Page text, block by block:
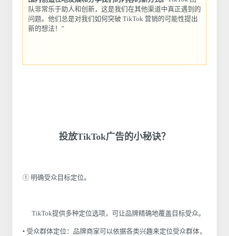
队非常乐于助人和创新，这是我们在其他渠道中真正遇到的
问题。他们总是对我们如何突破 TikTok 营销的可能性提出
新的想法！”
投放TikTok广告的小秘诀？
① 明确受众目标定位。
TikTok提供多种定位选项，可让品牌精确地覆盖目标受众。
• 受众群体定位：品牌商家可以依据各类兴趣来定位受众群体，